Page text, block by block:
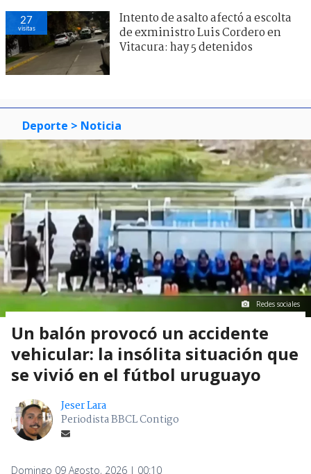
27
visitas
Intento de asalto afectó a escolta
de exministro Luis Cordero en
Vitacura: hay 5 detenidos
Deporte > Noticia
Redes sociales
Un balón provocó un accidente
vehicular: la insólita situación que
se vivió en el fútbol uruguayo
Jeser Lara
Periodista BBCL Contigo
Domingo 09 Agosto, 2026 | 00:10